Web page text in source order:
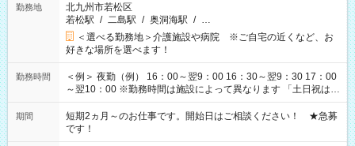
勤務地
北九州市若松区
若松駅 / 二島駅 / 奥洞海駅 / …
＜選べる勤務地＞介護施設や病院 ※ご自宅の近くなど、お
好きな場所を選べます！
勤務時間
＜例＞ 夜勤（例） 16：00～翌9：00 16：30～翌9：30 17：00
～翌10：00 ※勤務時間は施設によって異なります 「土日祝は休
みたい」 「しっかり稼ぎたい」 「もう少し遅い時間から始めた
い」など ご希望にあったお仕事をご案内いたします。 ※未経験
の方の場合は1～2ヶ月間は日中での仕事を経験いただき、 お
仕事に慣れてからの夜勤になります。 ★家庭の都合でお休みが
期間
短期2ヵ月～のお仕事です。開始日はご相談ください！ ★急募
です！